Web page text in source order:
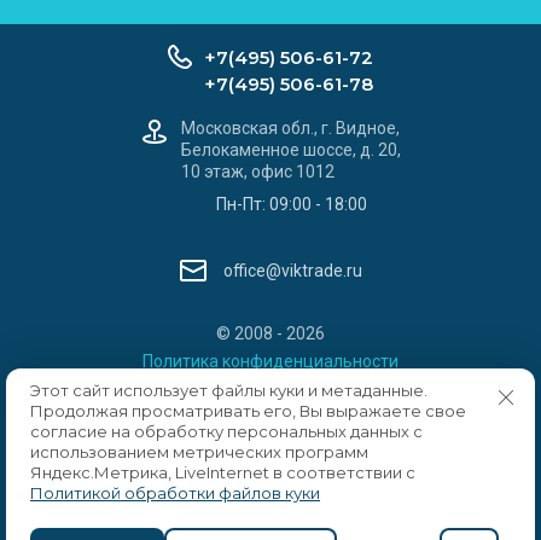
© 2008 - 2026
Политика конфиденциальности
+7(495) 506-61-72
+7(495) 506-61-78
Московская обл., г. Видное,
Белокаменное шоссе, д. 20,
10 этаж, офис 1012
Пн-Пт: 09:00 - 18:00
office@viktrade.ru
Этот сайт использует файлы куки и метаданные.
Продолжая просматривать его, Вы выражаете свое
согласие на обработку персональных данных с
использованием метрических программ
Яндекс.Метрика, LiveInternet в соответствии с
Политикой обработки файлов куки